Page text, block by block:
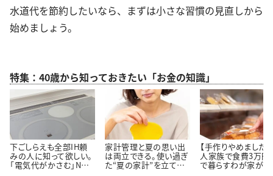
水道代を節約したいなら、まずは小さな習慣の見直しから
始めましょう。
特集：40歳から知っておきたい「お金の知識」
下ごしらえも全部IH頼
みの人に知って欲しい。
「電気代がかさむ」NG
家計管理と夏の思い出
は両立できる。使い過ぎ
た“夏の家計”を立て直
【手作りやめました】
人家族で食費3万円
で暮らすわが家が「